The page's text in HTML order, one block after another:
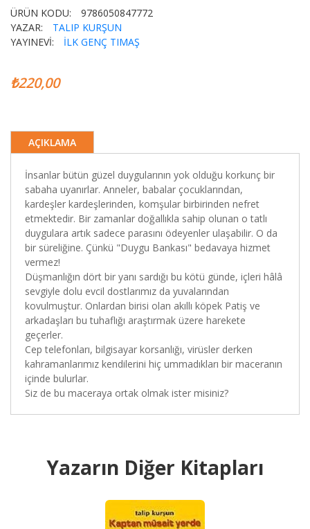
ÜRÜN KODU:
9786050847772
YAZAR:
TALIP KURŞUN
YAYINEVİ:
İLK GENÇ TIMAŞ
₺220,00
AÇIKLAMA
İnsanlar bütün güzel duygularının yok olduğu korkunç bir
sabaha uyanırlar. Anneler, babalar çocuklarından,
kardeşler kardeşlerinden, komşular birbirinden nefret
etmektedir. Bir zamanlar doğallıkla sahip olunan o tatlı
duygulara artık sadece parasını ödeyenler ulaşabilir. O da
bir süreliğine. Çünkü "Duygu Bankası" bedavaya hizmet
vermez!
Düşmanlığın dört bir yanı sardığı bu kötü günde, içleri hâlâ
sevgiyle dolu evcil dostlarımız da yuvalarından
kovulmuştur. Onlardan birisi olan akıllı köpek Patiş ve
arkadaşları bu tuhaflığı araştırmak üzere harekete
geçerler.
Cep telefonları, bilgisayar korsanlığı, virüsler derken
kahramanlarımız kendilerini hiç ummadıkları bir maceranın
içinde bulurlar.
Siz de bu maceraya ortak olmak ister misiniz?
Yazarın Diğer Kitapları